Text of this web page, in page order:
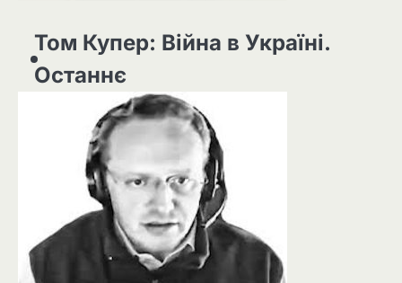
Том Купер: Війна в Україні.
Останнє